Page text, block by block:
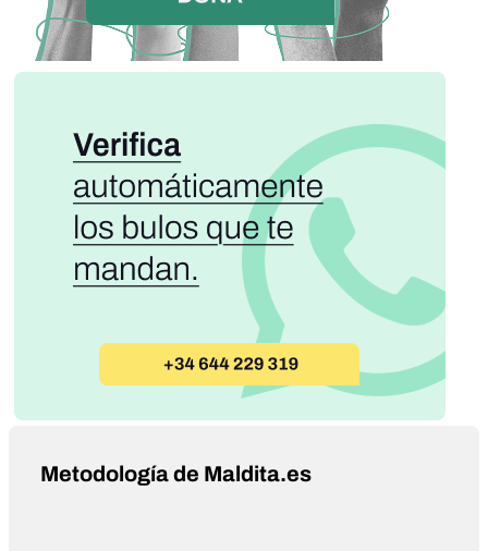
Metodología de Maldita.es